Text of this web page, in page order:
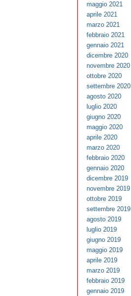
maggio 2021
aprile 2021
marzo 2021
febbraio 2021
gennaio 2021
dicembre 2020
novembre 2020
ottobre 2020
settembre 2020
agosto 2020
luglio 2020
giugno 2020
maggio 2020
aprile 2020
marzo 2020
febbraio 2020
gennaio 2020
dicembre 2019
novembre 2019
ottobre 2019
settembre 2019
agosto 2019
luglio 2019
giugno 2019
maggio 2019
aprile 2019
marzo 2019
febbraio 2019
gennaio 2019